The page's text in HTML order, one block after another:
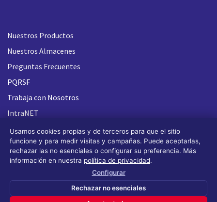
Nuestros Productos
Nuestros Almacenes
Preguntas Frecuentes
PQRSF
Trabaja con Nosotros
IntraNET
Usamos cookies propias y de terceros para que el sitio
funcione y para medir visitas y campañas. Puede aceptarlas,
rechazar las no esenciales o configurar su preferencia. Más
información en nuestra política de privacidad.
Configurar
Rechazar no esenciales